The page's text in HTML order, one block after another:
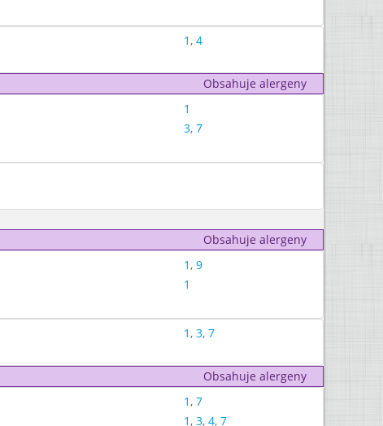
1, 4
Obsahuje alergeny
1
3, 7
Obsahuje alergeny
1, 9
1
1, 3, 7
Obsahuje alergeny
1, 7
1, 3, 4, 7